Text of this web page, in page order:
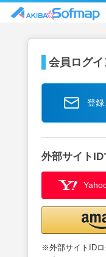
会員ログ
登録
外部サイト
※外部サイトIDロ